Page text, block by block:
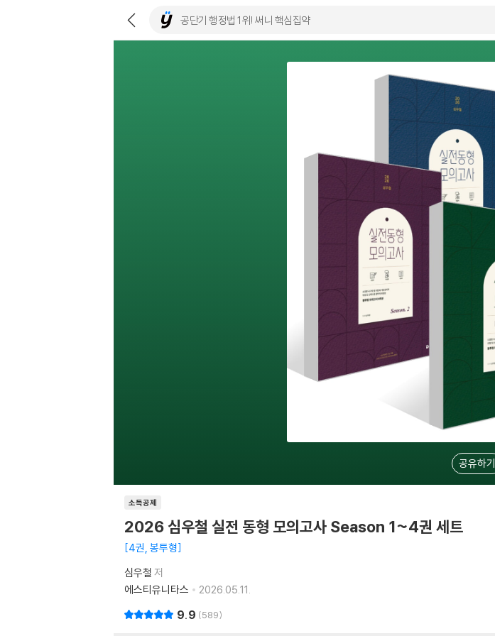
공유하기
소득공제
2026 심우철 실전 동형 모의고사 Season 1~4권 세트
4권, 봉투형
심우철 저
에스티유니타스
2026.05.11.
9.9 589